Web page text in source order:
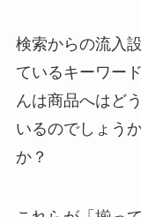
検索からの流入
ているキーワー
んは商品へはど
いるのでしょう
か？